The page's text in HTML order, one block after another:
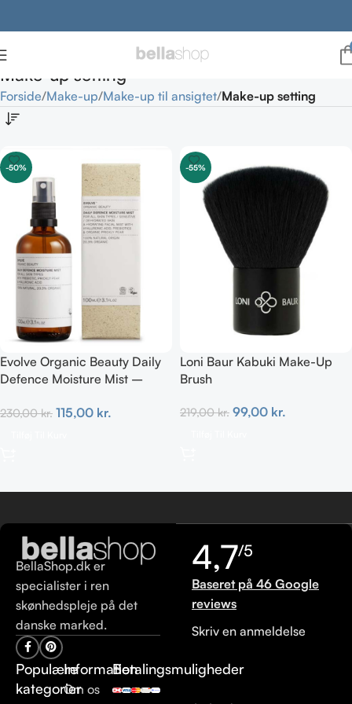
Make-up setting
Forside Make-up Make-up til ansigtet Make-up setting
-50%
Evolve Organic Beauty Daily
Defence Moisture Mist –
230,00kr. 115,00 kr.
-55%
Loni Baur Kabuki Make-Up
Brush
219,00kr. 99,00 kr.
BellaShop.dk er
specialister i ren
skønhedspleje på det
danske marked.
Populære
kategorier
Information
Om os
Betalingsmuligheder
4,7/5
Baseret på 46 Google
reviews
Skriv en anmeldelse